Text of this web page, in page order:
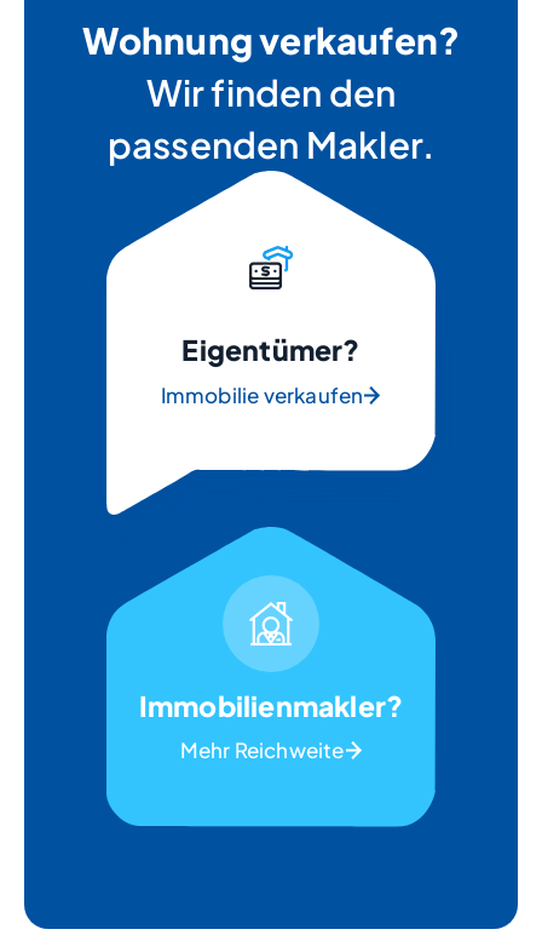
Wohnung verkaufen?
Wir finden den
passenden Makler.
Eigentümer?
Immobilie verkaufen
Immobilienmakler?
Mehr Reichweite